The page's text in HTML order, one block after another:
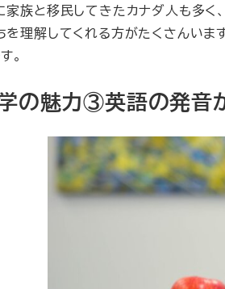
族と移民してきたカナダ人も多く
理解してくれる方がたくさんいま
。
の魅力③英語の発音